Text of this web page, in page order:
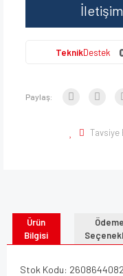
TeknikDestek
Paylaş:
Tavsiye
Ürün
Bilgisi
Ödeme
Stok Kodu: 2608644082